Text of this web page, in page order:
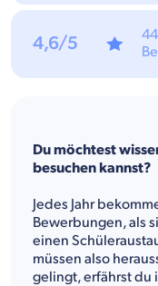
Du möchtest
besuchen kannst?
Jedes Jahr
Bewerbungen, als
einen
müssen also
gelingt, erfährst du
4,6/5